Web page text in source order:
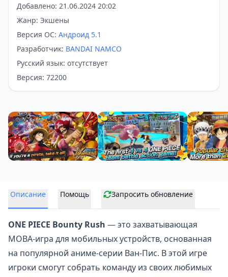
Добавлено: 21.06.2024 20:02
Жанр: Экшены
Версия ОС: Андроид 5.1
Разработчик: BANDAI NAMCO
Русский язык: отсутствует
Версия: 72200
Описание Помощь Запросить обновление
ONE PIECE Bounty Rush — это захватывающая
MOBA-игра для мобильных устройств, основанная
на популярной аниме-серии Ван-Пис. В этой игре
игроки смогут собрать команду из своих любимых